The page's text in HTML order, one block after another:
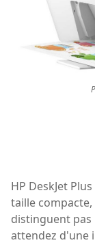
HP DeskJet
taille
distinguent pas
attendez d'une